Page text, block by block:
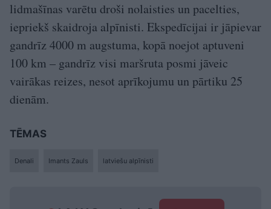
lidmašīnas varētu droši nolaisties un pacelties,
iepriekš skaidroja alpīnisti. Ekspedīcijai ir jāpievar
gandrīz 4000 m augstuma, kopā noejot aptuveni
100 km – gandrīz visi maršruta posmi jāveic
vairākas reizes, nesot aprīkojumu un pārtiku 25
dienām.
TĒMAS
Denali Imants Zauls latviešu alpīnisti